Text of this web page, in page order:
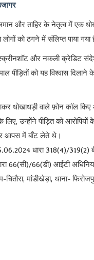
और ताहिर के नेतृत्व में एक
को ठगने में संलिप्त पाया गया
और नकली क्रेडिट संदेश
को यह विश्वास दिलाने के
धोखाधड़ी वाले फ़ोन कॉल
उन्होंने पीड़ित को
आपस में बाँट लेते थे।
धारा 318(4)/319(2)
66(डी) आईटी अधिनियम
मांडीखेड़ा, थाना-